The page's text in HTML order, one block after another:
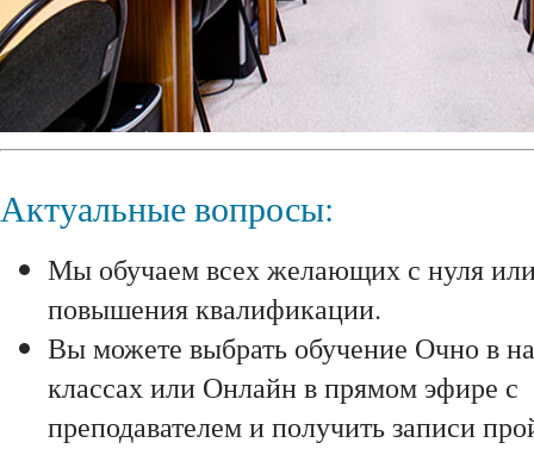
Актуальные вопросы:
Мы обучаем всех желающих с нуля
повышения квалификации.
Вы можете выбрать обучение Очно в
классах или Онлайн в прямом эфире с
преподавателем и получить записи